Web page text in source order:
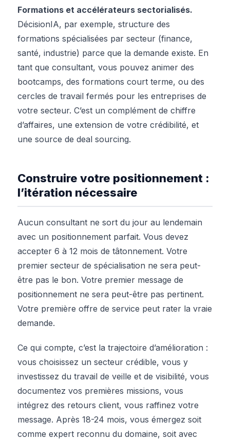
Formations et accélérateurs sectorialisés.
DécisionIA, par exemple, structure des
formations spécialisées par secteur (finance,
santé, industrie) parce que la demande existe. En
tant que consultant, vous pouvez animer des
bootcamps, des formations court terme, ou des
cercles de travail fermés pour les entreprises de
votre secteur. C’est un complément de chiffre
d’affaires, une extension de votre crédibilité, et
une source de deal sourcing.
Construire votre positionnement :
l’itération nécessaire
Aucun consultant ne sort du jour au lendemain
avec un positionnement parfait. Vous devez
accepter 6 à 12 mois de tâtonnement. Votre
premier secteur de spécialisation ne sera peut-
être pas le bon. Votre premier message de
positionnement ne sera peut-être pas pertinent.
Votre première offre de service peut rater la vraie
demande.
Ce qui compte, c’est la trajectoire d’amélioration :
vous choisissez un secteur crédible, vous y
investissez du travail de veille et de visibilité, vous
documentez vos premières missions, vous
intégrez des retours client, vous raffinez votre
message. Après 18-24 mois, vous émergez soit
comme expert reconnu du domaine, soit avec